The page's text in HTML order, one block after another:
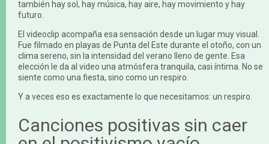
también hay sol, hay música, hay aire, hay movimiento y hay
futuro.
El videoclip acompaña esa sensación desde un lugar muy visual.
Fue filmado en playas de Punta del Este durante el otoño, con un
clima sereno, sin la intensidad del verano lleno de gente. Esa
elección le da al video una atmósfera tranquila, casi íntima. No se
siente como una fiesta, sino como un respiro.
Y a veces eso es exactamente lo que necesitamos: un respiro.
Canciones positivas sin caer